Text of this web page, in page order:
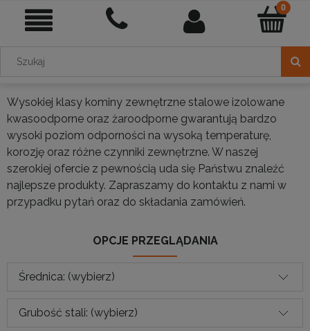
Wysokiej klasy kominy zewnętrzne stalowe izolowane
kwasoodporne oraz żaroodporne gwarantują bardzo
wysoki poziom odporności na wysoką temperaturę,
korozję oraz różne czynniki zewnętrzne. W naszej
szerokiej ofercie z pewnością uda się Państwu znaleźć
najlepsze produkty. Zapraszamy do kontaktu z nami w
przypadku pytań oraz do składania zamówień.
OPCJE PRZEGLĄDANIA
Średnica: (wybierz)
Grubość stali: (wybierz)